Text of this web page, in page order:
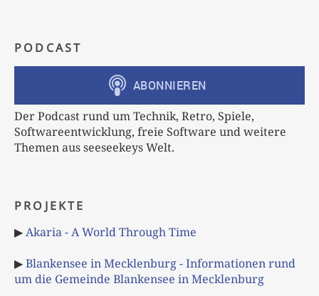
PODCAST
Der Podcast rund um Technik, Retro, Spiele,
Softwareentwicklung, freie Software und weitere
Themen aus seeseekeys Welt.
PROJEKTE
▶Akaria - A World Through Time
▶Blankensee in Mecklenburg - Informationen rund
um die Gemeinde Blankensee in Mecklenburg